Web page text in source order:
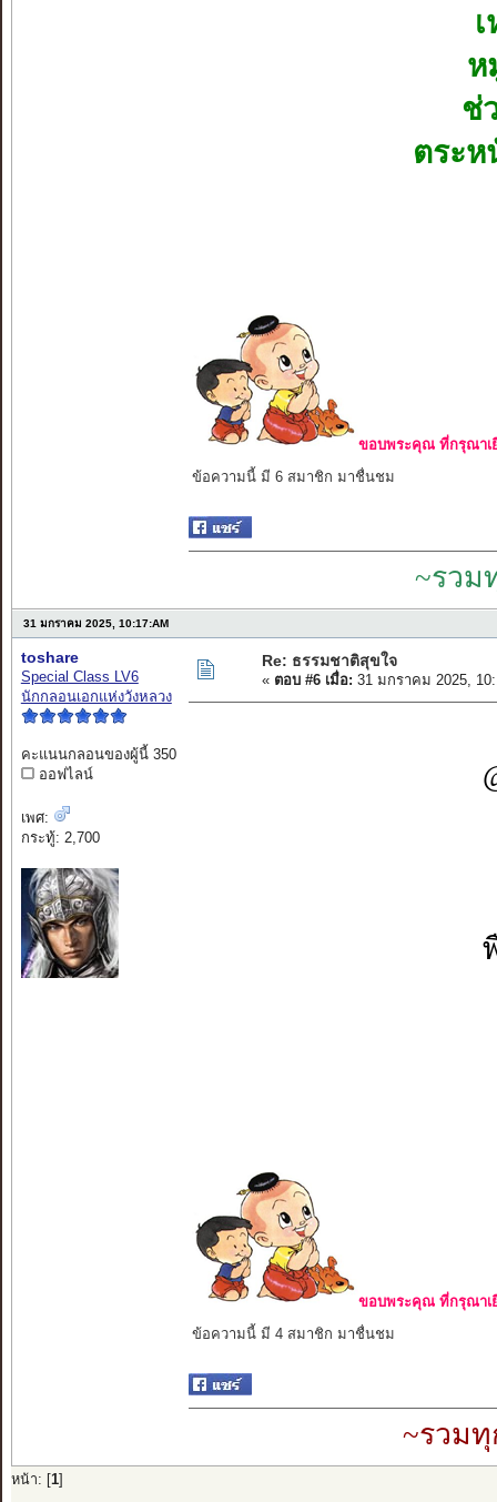
ห
ช่
ตระห
ขอบพระคุณ ที่กรุณาเ
ข้อความนี้ มี 6 สมาชิก มาชื่นชม
~รวม
31 มกราคม 2025, 10:17:AM
toshare
Special Class LV6
นักกลอนเอกแห่งวังหลวง
คะแนนกลอนของผู้นี้ 350
ออฟไลน์
เพศ:
กระทู้: 2,700
Re: ธรรมชาติสุขใจ
« ตอบ #6 เมื่อ: 31 มกราคม 2025,
ขอบพระคุณ ที่กรุณาเ
ข้อความนี้ มี 4 สมาชิก มาชื่นชม
~รวมทุ
หน้า: [ 1]